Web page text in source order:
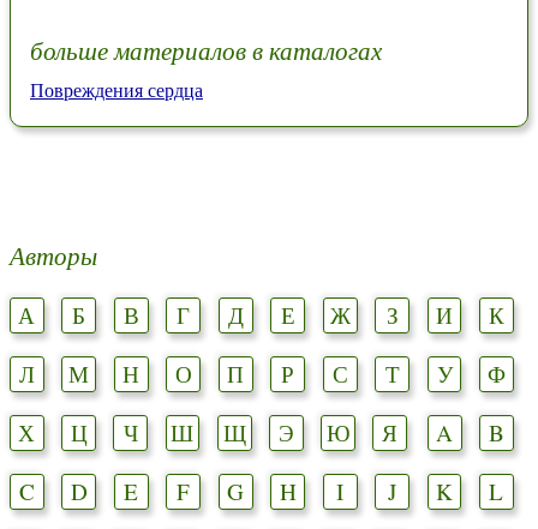
больше материалов в каталогах
Повреждения сердца
Авторы
А Б В Г Д Е Ж З И
К
Л
М Н О П Р С Т У
Ф
Х
Ц Ч Ш Щ Э Ю Я A
B
C
D E F G H I J K
L